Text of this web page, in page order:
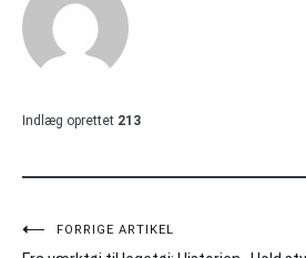
Indlæg oprettet 213
Indlægsnavigation
FORRIGE ARTIKEL